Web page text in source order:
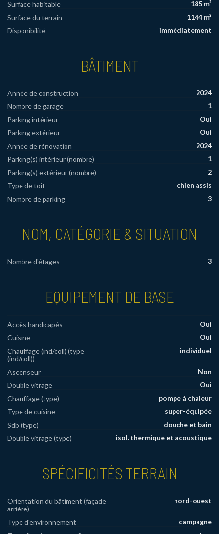
Surface habitable
185 m²
Surface du terrain
1144 m²
Disponibilité
immédiatement
BÂTIMENT
Année de construction
2024
Nombre de garage
1
Parking intérieur
Oui
Parking extérieur
Oui
Année de rénovation
2024
Parking(s) intérieur (nombre)
1
Parking(s) extérieur (nombre)
2
Type de toit
chien assis
Nombre de parking
3
NOM, CATÉGORIE & SITUATION
Nombre d'étages 3
EQUIPEMENT DE BASE
Accès handicapés
Oui
Cuisine
Oui
Chauffage (ind/coll) (type
(ind/coll))
individuel
Ascenseur
Non
Double vitrage
Oui
Chauffage (type)
pompe à chaleur
Type de cuisine
super-équipée
Sdb (type)
douche et bain
Double vitrage (type)
isol. thermique et acoustique
SPÉCIFICITÉS TERRAIN
Orientation du bâtiment (façade
arrière)
nord-ouest
Type d'environnement
campagne